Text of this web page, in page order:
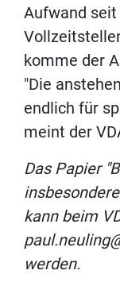
Aufwand
komme der
"Die
endlich für
meint der
Das Papier
kann beim
werden.